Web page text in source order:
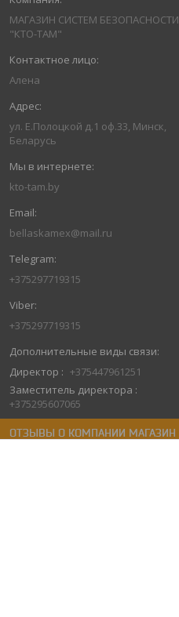
МАГАЗИН СИСТЕМ БЕЗОПАСНОСТИ
"КТО-ТАМ"
Алена
ул. Е.Полоцкой д.1 оф.33, Минск,
Беларусь
kto-tam.by
bellaskamex@mail.ru
+375297719315
+375297719315
Директор
+375447961251
Заместитель директора
+375295607065
ОТЗЫВЫ О КОМПАНИИ МАГАЗИН